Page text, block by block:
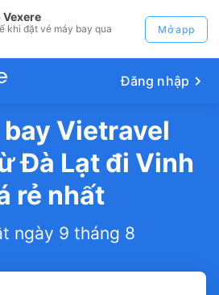
Vexere
khi đặt vé máy bay qua
Mở app
Đăng nhập
bay Vietravel
Đà Lạt đi Vinh
rẻ nhất
ngày 9 tháng 8